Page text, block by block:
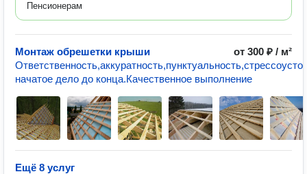
Пенсионерам
Монтаж обрешетки крыши
от 300 ₽ / м²
начатое дело до конца.Качественное выполнение
Ещё 8 услуг